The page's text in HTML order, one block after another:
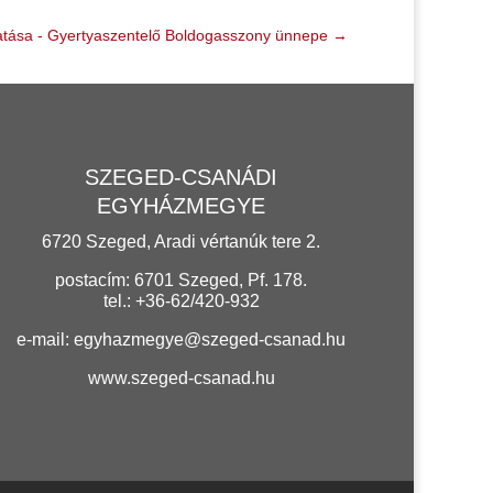
- Gyertyaszentelő Boldogasszony ünnepe →
SZEGED-CSANÁDI
EGYHÁZMEGYE
6720 Szeged, Aradi vértanúk tere 2.
postacím: 6701 Szeged, Pf. 178.
tel.: +36-62/420-932
e-mail:egyhazmegye@szeged-csanad.hu
www.szeged-csanad.hu